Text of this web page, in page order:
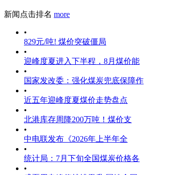
新闻点击排名 more
•
829元/吨! 煤价突破僵局
•
迎峰度夏进入下半程，8月煤价能
•
国家发改委：强化煤炭兜底保障作
•
近五年迎峰度夏煤价走势盘点
•
北港库存周降200万吨！煤价支
•
中电联发布《2026年上半年全
•
统计局：7月下旬全国煤炭价格各
•